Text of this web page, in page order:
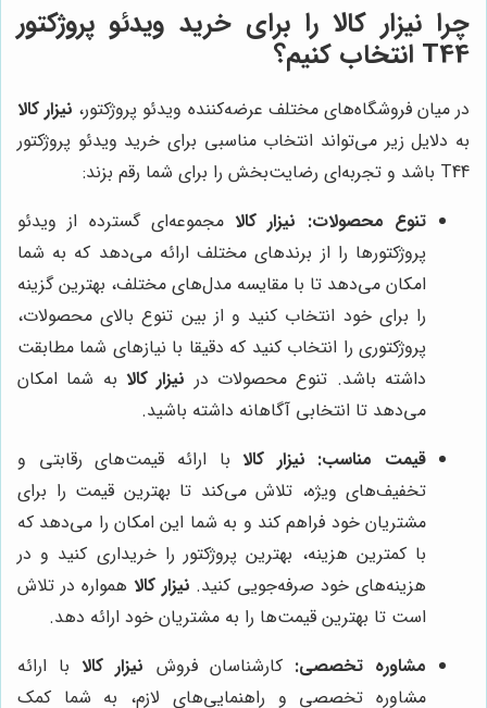
چرانیزار کالارا برای خرید ویدئو پروژکتور
T44 انتخاب کنیم؟
در میان فروشگاه‌های مختلف عرضه‌کننده ویدئو پروژکتور، نیزار کالا
به دلایل زیر می‌تواند انتخاب مناسبی برای خرید ویدئو پروژکتور
T44 باشد و تجربه‌ای رضایت‌بخش را برای شما رقم بزند:
تنوع محصولات: نیزار کالامجموعه‌ای گسترده از ویدئو
پروژکتورها را از برندهای مختلف ارائه می‌دهد که به شما
امکان می‌دهد تا با مقایسه مدل‌های مختلف، بهترین گزینه
را برای خود انتخاب کنید و از بین تنوع بالای محصولات،
پروژکتوری را انتخاب کنید که دقیقا با نیازهای شما مطابقت
داشته باشد. تنوع محصولات در نیزار کالا به شما امکان
می‌دهد تا انتخابی آگاهانه داشته باشید.
قیمت مناسب: نیزار کالابا ارائه قیمت‌های رقابتی و
تخفیف‌های ویژه، تلاش می‌کند تا بهترین قیمت را برای
مشتریان خود فراهم کند و به شما این امکان را می‌دهد که
با کمترین هزینه، بهترین پروژکتور را خریداری کنید و در
هزینه‌های خود صرفه‌جویی کنید. نیزار کالا همواره در تلاش
است تا بهترین قیمت‌ها را به مشتریان خود ارائه دهد.
مشاوره تخصصی: کارشناسان فروش نیزار کالابا ارائه
مشاوره تخصصی و راهنمایی‌های لازم، به شما کمک